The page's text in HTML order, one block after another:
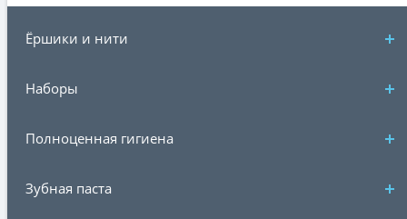
Ёршики и нити
Наборы
Полноценная гигиена
Зубная паста